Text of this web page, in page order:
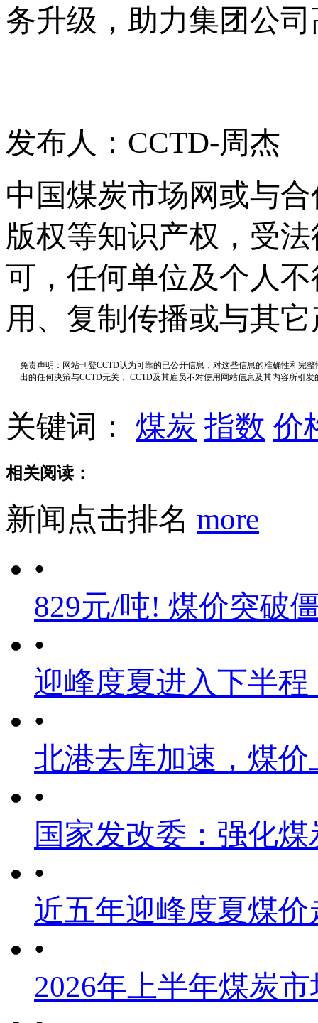
务升级，助力集团公
发布人：CCTD-周杰
中国煤炭市场网或与
版权等知识产权，受
可，任何单位及个人
用、复制传播或与其
免责声明：网站刊登CCTD认为可靠的已公开信息，对这些信息的准确性和完
出的任何决策与CCTD无关， CCTD及其雇员不对使用网站信息及其内容所引
关键词： 煤炭 指数 价
相关阅读：
新闻点击排名 more
•
829元/吨! 煤价突破
•
迎峰度夏进入下半
•
北港去库加速，煤
•
国家发改委：强化
•
近五年迎峰度夏煤价
•
2026年上半年煤炭